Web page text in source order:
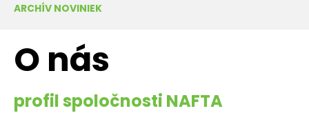
ARCHÍV NOVINIEK
O nás
profil spoločnosti NAFTA